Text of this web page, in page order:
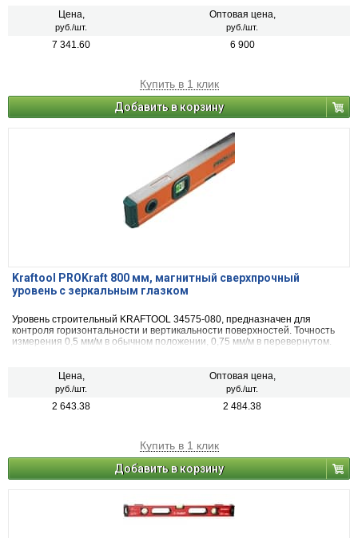
Цена,
руб./шт.
Оптовая цена,
руб./шт.
7 341.60 6 900
Купить в 1 клик
Добавить в корзину
Kraftool PROKraft 800 мм, магнитный сверхпрочный
уровень с зеркальным глазком
Уровень строительный KRAFTOOL 34575-080, предназначен для
контроля горизонтальности и вертикальности поверхностей. Точность
измерения 0,5 мм/м в обычном положении, 0,75 мм/м в перевернутом.
Цена,
руб./шт.
Оптовая цена,
руб./шт.
2 643.38 2 484.38
Купить в 1 клик
Добавить в корзину